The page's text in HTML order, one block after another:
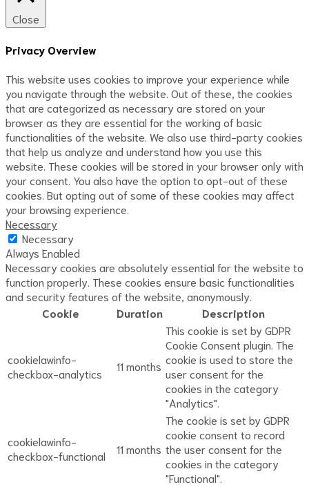
Close
Privacy Overview
This website uses cookies to improve your experience while
you navigate through the website. Out of these, the cookies
that are categorized as necessary are stored on your
browser as they are essential for the working of basic
functionalities of the website. We also use third-party cookies
that help us analyze and understand how you use this
website. These cookies will be stored in your browser only with
your consent. You also have the option to opt-out of these
cookies. But opting out of some of these cookies may affect
your browsing experience.
Necessary
Necessary
Always Enabled
Necessary cookies are absolutely essential for the website to
function properly. These cookies ensure basic functionalities
and security features of the website, anonymously.
Cookie
Duration Description
cookielawinfo-
checkbox-analytics
11 months
This cookie is set by GDPR
Cookie Consent plugin. The
cookie is used to store the
user consent for the
cookies in the category
"Analytics".
cookielawinfo-
checkbox-functional
11 months
The cookie is set by GDPR
cookie consent to record
the user consent for the
cookies in the category
"Functional".